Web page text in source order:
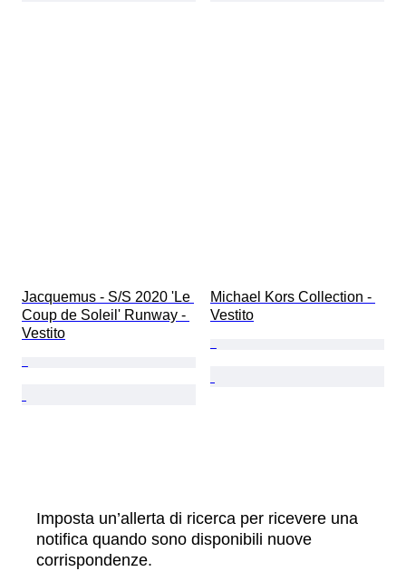
Jacquemus - S/S 2020 'Le
Coup de Soleil' Runway -
Vestito
Michael Kors Collection -
Vestito
Imposta un’allerta di ricerca per ricevere una
notifica quando sono disponibili nuove
corrispondenze.